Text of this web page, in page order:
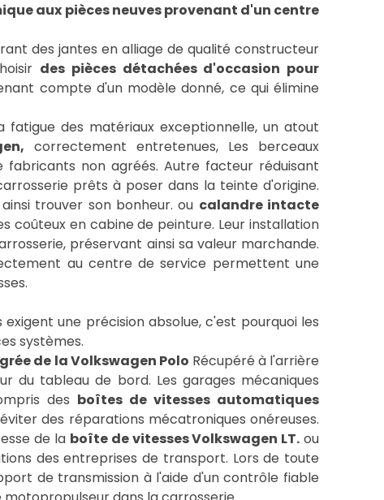
aux pièces neuves provenant d'un centre
des jantes en alliage de qualité constructeur
des pièces détachées d'occasion pour
compte d'un modèle donné, ce qui élimine
des matériaux exceptionnelle, un atout
correctement entretenues, Les berceaux
non agréés. Autre facteur réduisant
prêts à poser dans la teinte d'origine.
trouver son bonheur. ou calandre intacte
coûteux en cabine de peinture. Leur installation
préservant ainsi sa valeur marchande.
au centre de service permettent une
une précision absolue, c'est pourquoi les
systèmes.
de la Volkswagen Polo Récupéré à l'arrière
tableau de bord. Les garages mécaniques
des boîtes de vitesses automatiques
des réparations mécatroniques onéreuses.
de la boîte de vitesses Volkswagen LT. ou
des entreprises de transport. Lors de toute
de transmission à l'aide d'un contrôle fiable